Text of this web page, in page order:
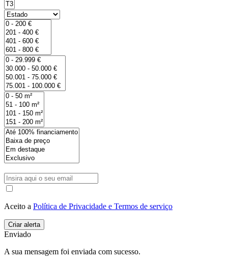
Aceito a Política de Privacidade e Termos de serviço
Enviado
A sua mensagem foi enviada com sucesso.